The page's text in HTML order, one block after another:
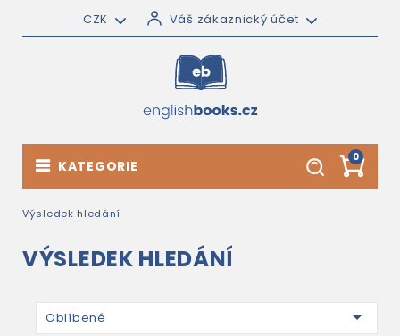
CZK Váš zákaznický účet
0
KATEGORIE
Výsledek hledání
VÝSLEDEK HLEDÁNÍ
Oblíbené 